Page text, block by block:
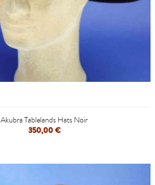
Akubra Tablelands Hats Noir
350,00 €